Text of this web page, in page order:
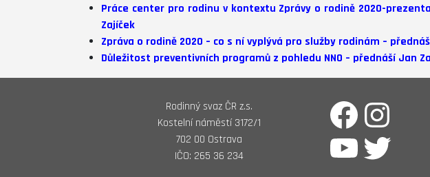
Práce center pro rodinu v kontextu Zprávy o rodině 2020-
Zajíček
Zpráva o rodině 2020 – co s ní vyplývá pro služby rodinám –
Důležitost preventivních programů z pohledu NNO – přednáší Jan
Rodinný svaz ČR z.s.
Kostelní náměstí 3172/1
702 00 Ostrava
IČO: 265 36 234
Facebook Instagram
YouTube Twitter